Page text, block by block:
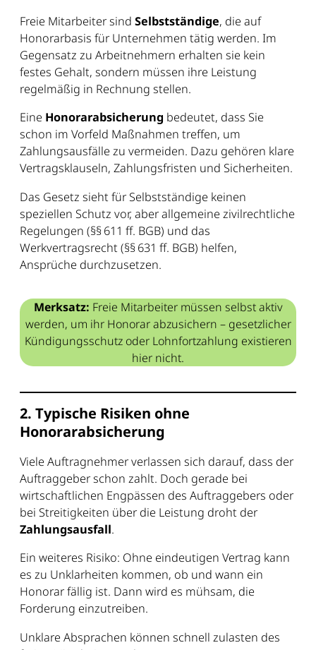
Freie Mitarbeiter sind Selbstständige, die auf
Honorarbasis für Unternehmen tätig werden. Im
Gegensatz zu Arbeitnehmern erhalten sie kein
festes Gehalt, sondern müssen ihre Leistung
regelmäßig in Rechnung stellen.
Eine Honorarabsicherung bedeutet, dass Sie
schon im Vorfeld Maßnahmen treffen, um
Zahlungsausfälle zu vermeiden. Dazu gehören klare
Vertragsklauseln, Zahlungsfristen und Sicherheiten.
Das Gesetz sieht für Selbstständige keinen
speziellen Schutz vor, aber allgemeine zivilrechtliche
Regelungen (§§ 611 ff. BGB) und das
Werkvertragsrecht (§§ 631 ff. BGB) helfen,
Ansprüche durchzusetzen.
Merksatz: Freie Mitarbeiter müssen selbst aktiv
werden, um ihr Honorar abzusichern – gesetzlicher
Kündigungsschutz oder Lohnfortzahlung existieren
hier nicht.
2. Typische Risiken ohne
Honorarabsicherung
Viele Auftragnehmer verlassen sich darauf, dass der
Auftraggeber schon zahlt. Doch gerade bei
wirtschaftlichen Engpässen des Auftraggebers oder
bei Streitigkeiten über die Leistung droht der
Zahlungsausfall.
Ein weiteres Risiko: Ohne eindeutigen Vertrag kann
es zu Unklarheiten kommen, ob und wann ein
Honorar fällig ist. Dann wird es mühsam, die
Forderung einzutreiben.
Unklare Absprachen können schnell zulasten des